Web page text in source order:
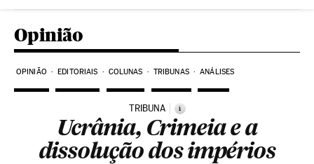
Opinião
OPINIÃO EDITORIAIS COLUNAS TRIBUNAS ANÁLISES
TRIBUNA i
Ucrânia, Crimeia e a
dissolução dos impérios